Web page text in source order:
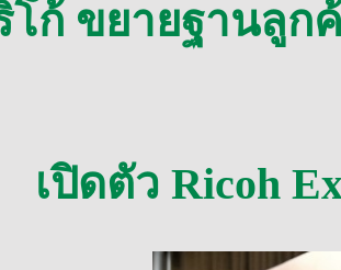
โก้ ขยายฐานลูก
เปิดตัว Ricoh